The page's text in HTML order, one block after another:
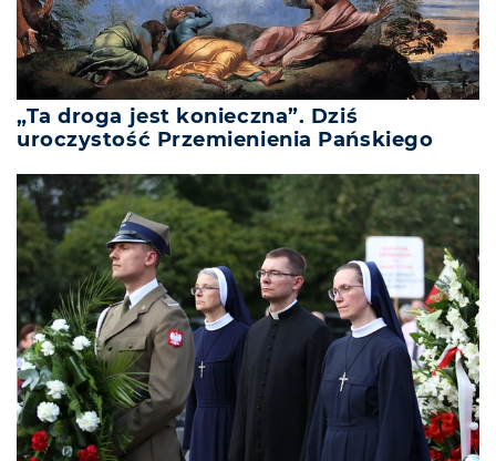
„Ta droga jest konieczna”. Dziś
uroczystość Przemienienia Pańskiego